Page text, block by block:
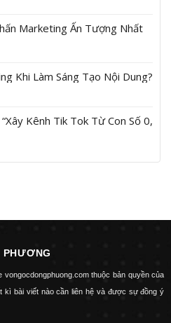
Marketing Ấn Tượng Nhất
Khi Làm Sáng Tạo Nội Dung?
Kênh Tik Tok Từ Con Số 0,
PHƯƠNG
thuộc bản quyền của
kì bài viết nào cần liên hệ và được sự đồng ý